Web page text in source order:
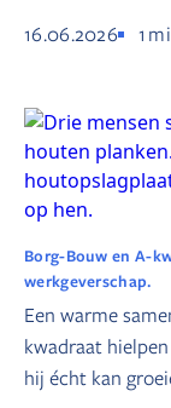
16.06.2026
1
Borg-Bouw en A-
werkgeverschap.
Een warme
kwadraat
hij écht kan